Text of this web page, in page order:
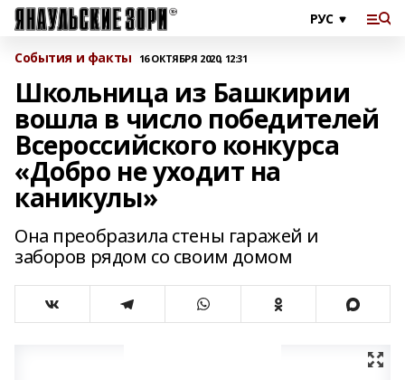
События и факты 16 ОКТЯБРЯ 2020, 12:31
Школьница из Башкирии
вошла в число победителей
Всероссийского конкурса
«Добро не уходит на
каникулы»
Она преобразила стены гаражей и
заборов рядом со своим домом